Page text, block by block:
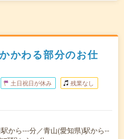
かわる部分のお仕
土日祝日が休み 残業なし
から---分／青山(愛知県)駅から--